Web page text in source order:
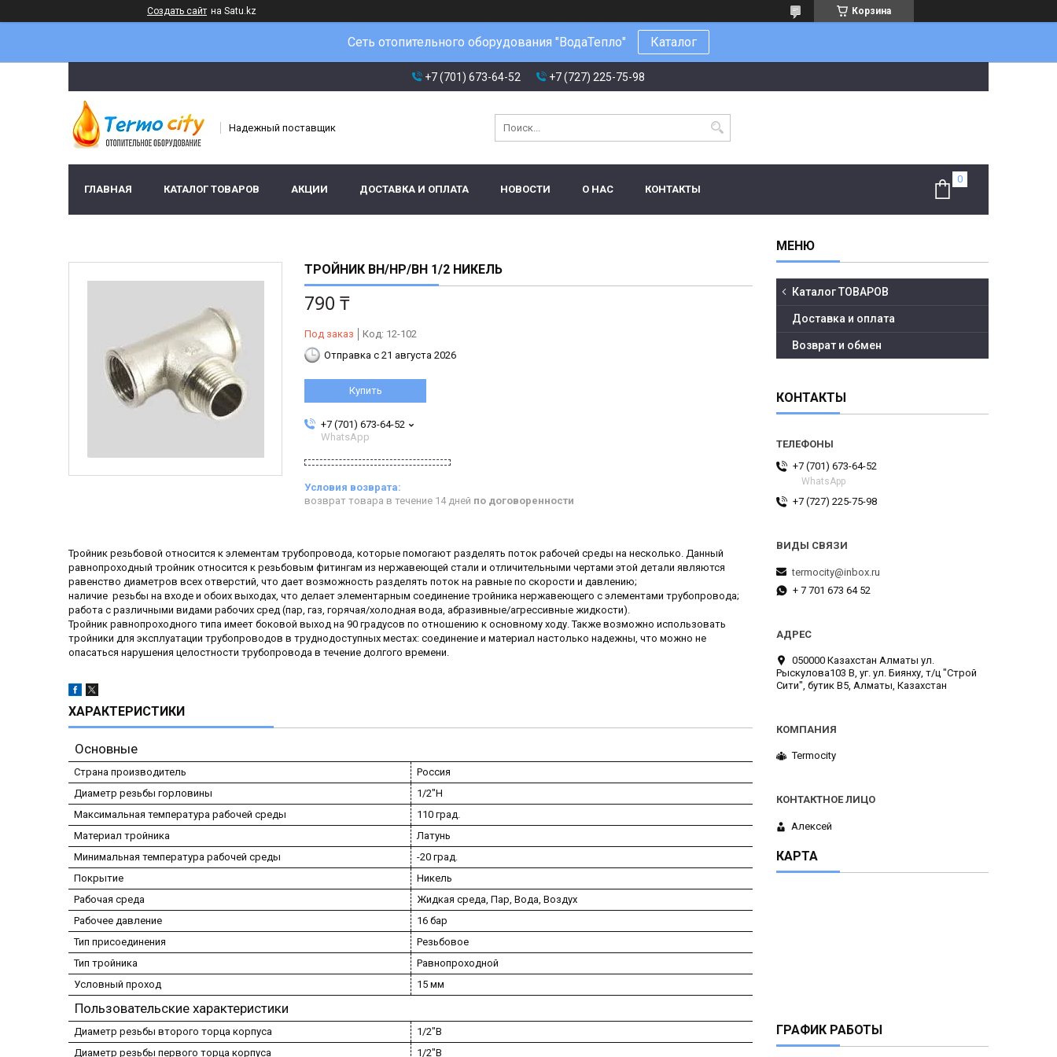
Создать сайт на Satu.kz Корзина
Сеть отопительного оборудования "ВодаТепло" Каталог
+7 (701) 673-64-52 +7 (727) 225-75-98
Надежный поставщик
ГЛАВНАЯ КАТАЛОГ ТОВАРОВ АКЦИИ ДОСТАВКА И ОПЛАТА НОВОСТИ О НАС КОНТАКТЫ
ТРОЙНИК ВН/НР/ВН 1/2 НИКЕЛЬ
790 ₸
Под заказ Код: 12-102
Отправка с 21 августа 2026
Купить
+7 (701) 673-64-52
WhatsApp
возврат товара в течение 14 дней по договоренности
Тройник резьбовой относится к элементам трубопровода, которые помогают разделять поток рабочей среды на несколько. Данный
равнопроходный тройник относится к резьбовым фитингам из нержавеющей стали и отличительными чертами этой детали являются
равенство диаметров всех отверстий, что дает возможность разделять поток на равные по скорости и давлению;
наличие резьбы на входе и обоих выходах, что делает элементарным соединение тройника нержавеющего с элементами трубопровода;
работа с различными видами рабочих сред (пар, газ, горячая/холодная вода, абразивные/агрессивные жидкости).
Тройник равнопроходного типа имеет боковой выход на 90 градусов по отношению к основному ходу. Также возможно использовать
тройники для эксплуатации трубопроводов в труднодоступных местах: соединение и материал настолько надежны, что можно не
опасаться нарушения целостности трубопровода в течение долгого времени.
ХАРАКТЕРИСТИКИ
Основные
Страна производитель
Россия
Диаметр резьбы горловины
1/2"Н
Максимальная температура рабочей среды
110 град.
Материал тройника
Латунь
Минимальная температура рабочей среды
-20 град.
Покрытие
Никель
Рабочая среда
Жидкая среда, Пар, Вода, Воздух
Рабочее давление
16 бар
Тип присоединения
Резьбовое
Тип тройника
Равнопроходной
Условный проход
15 мм
Пользовательские характеристики
Диаметр резьбы второго торца корпуса
1/2"В
Диаметр резьбы первого торца корпуса
1/2"В
Каталог ТОВАРОВ
Доставка и оплата
Возврат и обмен
КОНТАКТЫ
+7 (701) 673-64-52
WhatsApp
+7 (727) 225-75-98
termocity@inbox.ru
+ 7 701 673 64 52
050000 Казахстан Алматы ул.
Рыскулова103 В, уг. ул. Биянху, т/ц "Строй
Сити", бутик В5, Алматы, Казахстан
Termocity
Алексей
КАРТА
ГРАФИК РАБОТЫ